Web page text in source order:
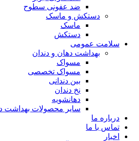
ضد عفونی سطوح
دستکش و ماسک
ماسک
دستکش
سلامت عمومی
بهداشت دهان و دندان
مسواک
مسواک تخصصی
بین دندانی
نخ دندان
دهانشویه
سایر محصولات بهداشت
درباره ما
تماس با ما
اخبار